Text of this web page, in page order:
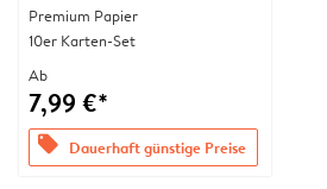
Premium Papier
10er Karten-Set
Ab
7,99 €*
offers Dauerhaft günstige Preise